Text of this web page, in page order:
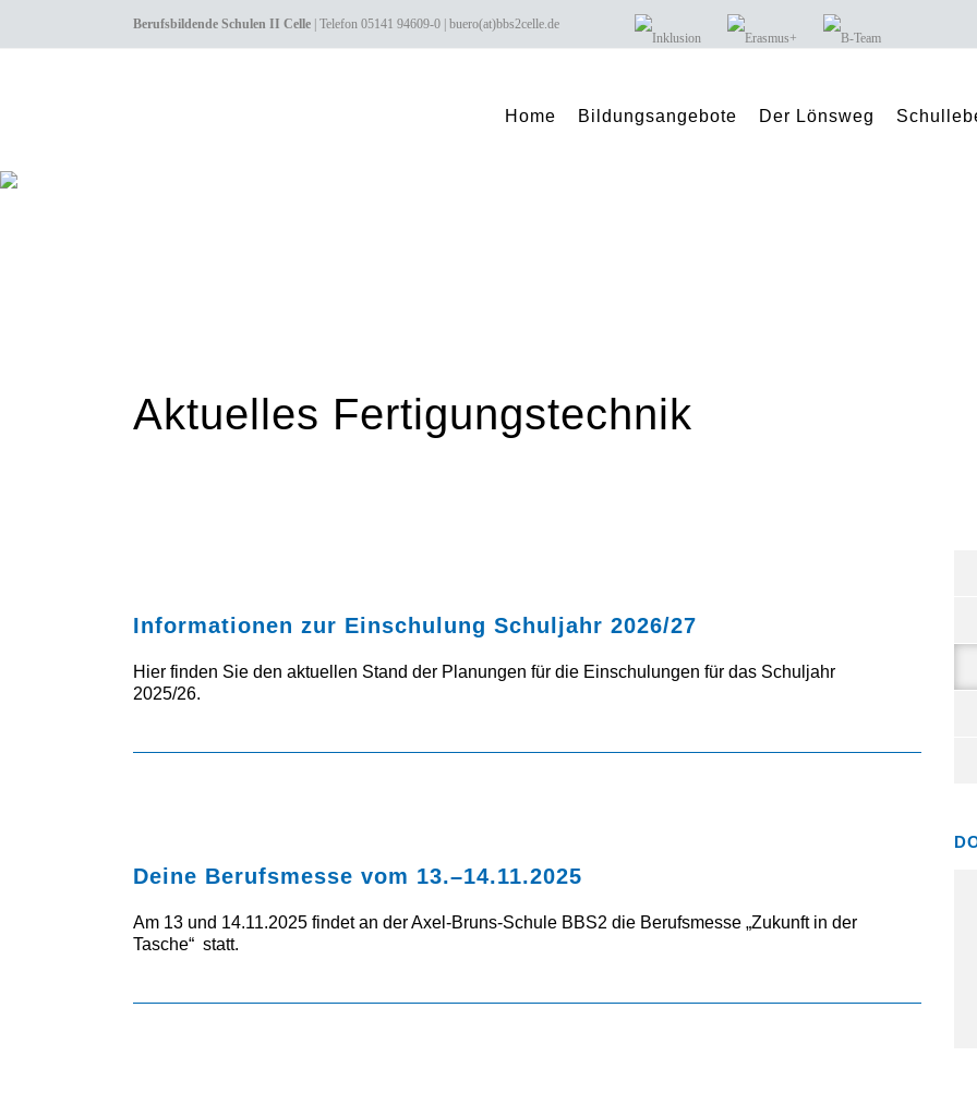
Berufsbildende Schulen II Celle | Telefon 05141 94609-0 | buero(at)bbs2celle.de
Home Bildungsangebote Der Lönsweg
Aktuelles Fertigungstechnik
Informationen zur Einschulung Schuljahr 2026/27
Hier finden Sie den aktuellen Stand der Planungen für die Einschulungen für das Schuljahr
2025/26.
Deine Berufsmesse vom 13.–14.11.2025
Am 13 und 14.11.2025 findet an der Axel-Bruns-Schule BBS2 die Berufsmesse „Zukunft in der
Tasche“ statt.